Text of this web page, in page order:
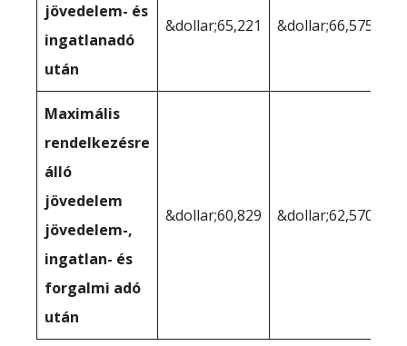
jövedelem- és
ingatlanadó
után
&dollar;65,221 &dollar;66,575
Maximális
rendelkezésre
álló
jövedelem
jövedelem-,
ingatlan- és
forgalmi adó
után
&dollar;60,829 &dollar;62,570